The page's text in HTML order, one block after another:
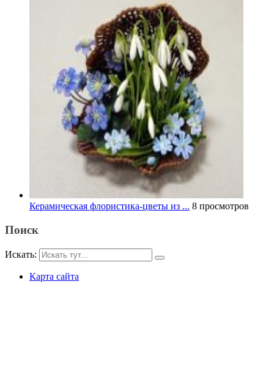
Керамическая флористика-цветы из ... 8 просмотров
Поиск
Искать:
Карта сайта